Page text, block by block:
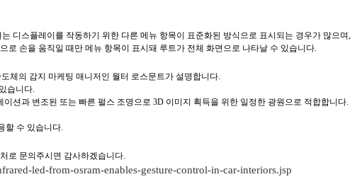
디스플레이를 작동하기 위한 다른 메뉴 항목이 표준화된 방식으로 표시되는 경우가 많으며,
손을 움직일 때만 메뉴 항목이 표시돼 루트가 전체 화면으로 나타날 수 있습니다.
체의 감지 마케팅 매니저인 월터 로스문트가 설명합니다.
습니다.
션과 변조된 또는 빠른 펄스 조명으로 3D 이미지 획득을 위한 일정한 광원으로 적합합니다.
할 수 있습니다.
로 문의주시면 감사하겠습니다.
led-from-osram-enables-gesture-control-in-car-interiors.jsp